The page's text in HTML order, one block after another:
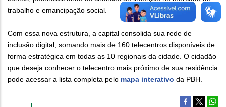
trabalho e emancipação social.
Com essa nova estrutura, a capital consolida sua rede de
inclusão digital, somando mais de 160 telecentros disponíveis de
forma estratégica em todas as 10 regionais da cidade. O cidadão
que deseja conhecer o telecentro mais próximo de sua residência
pode acessar a lista completa pelo mapa interativo da PBH.